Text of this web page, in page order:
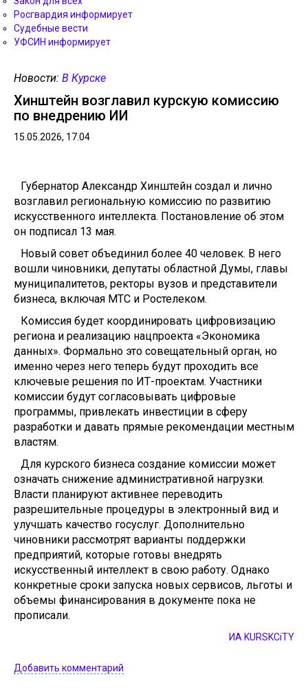
Росгвардия информирует
Судебные вести
УФСИН информирует
Новости: В Курске
Хинштейн возглавил курскую комиссию
по внедрению ИИ
15.05.2026, 17.04
Губернатор Александр Хинштейн создал и лично
возглавил региональную комиссию по развитию
искусственного интеллекта. Постановление об этом
он подписал 13 мая.
Новый совет объединил более 40 человек. В него
вошли чиновники, депутаты областной Думы, главы
муниципалитетов, ректоры вузов и представители
бизнеса, включая МТС и Ростелеком.
Комиссия будет координировать цифровизацию
региона и реализацию нацпроекта «Экономика
данных». Формально это совещательный орган, но
именно через него теперь будут проходить все
ключевые решения по ИТ-проектам. Участники
комиссии будут согласовывать цифровые
программы, привлекать инвестиции в сферу
разработки и давать прямые рекомендации местным
властям.
Для курского бизнеса создание комиссии может
означать снижение административной нагрузки.
Власти планируют активнее переводить
разрешительные процедуры в электронный вид и
улучшать качество госуслуг. Дополнительно
чиновники рассмотрят варианты поддержки
предприятий, которые готовы внедрять
искусственный интеллект в свою работу. Однако
конкретные сроки запуска новых сервисов, льготы и
объемы финансирования в документе пока не
прописали.
ИА KURSKCiTY
Добавить комментарий